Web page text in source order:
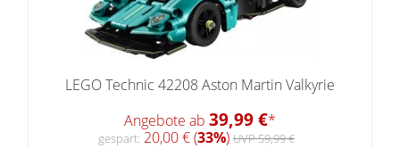
LEGO Technic 42208 Aston Martin Valkyrie
Angebote ab 39,99 €*
gespart: 20,00 € (33%) UVP 59,99 €